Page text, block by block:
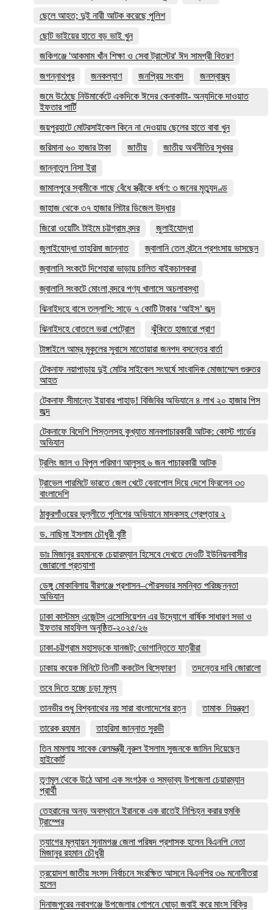
ছেলে আহত; দুই নারী আটক করেছে পুলিশ
ছোট ভাইয়ের হাতে বড় ভাই খুন
জকিগঞ্জে 'আকমাম খাঁন শিক্ষা ও সেবা ট্রাস্টের' ঈদ সামগ্রী বিতরণ
জগন্নাথপুর
জনকল্যাণ জনপ্রিয় সংবাদ
জনস্বাস্থ্য
জমে উঠেছে নিউমার্কেটে একদিকে ঈদের কেনাকাটা- অন্যদিকে দাওয়াত
ইফতার পার্টি
জয়পুরহাটে মোটরসাইকেল কিনে না দেওয়ায় ছেলের হাতে বাবা খুন
জরিমানা ৬০ হাজার টাকা
জাতীয়
জাতীয় অর্থনীতির সুখবর
জান্নাতুল নিসা ইরা
জামালপুরে স্বামীকে গাছে বেঁধে স্ত্রীকে ধর্ষণ: ৩ জনের মৃত্যুদণ্ড
জাহাজ থেকে ৩৭ হাজার লিটার ডিজেল উদ্ধার
জিরো ওয়েটিং টাইমে চট্টগ্রাম বন্দর
জুলাইযোদ্ধা
জুলাইযোদ্ধা তাহরিমা জান্নাত
জ্বালানি তেল বন্টনে প্রশংসায় ভাসছেন
জ্বালানি সংকটে দিশেহারা ভাড়ায় চালিত বাইকচালকরা
জ্বালানি সংকটে মোংলা বন্দরে পণ্য খালাসে অচলাবস্থা
ঝিনাইদহে বাসে তল্লাশি: সাড়ে ৭ কোটি টাকার ‘আইস’ জব্দ
ঝিনাইদহে বোতলে ভরা পেট্রোল
ঝুঁকিতে হাজারো প্রাণ
টাঙ্গাইলে আম্র মুকুলের সুবাসে মাতোয়ারা জনপদ বসন্তের বার্তা
টেকনাফ নয়াপাড়ায় দুই মোটর সাইকেল সংঘর্ষে সাংবাদিক মোজাম্মেল গুরুতর
আহত
টেকনাফ সীমান্তে ইয়াবার পাহাড়! বিজিবির অভিযানে ৪ লাখ ২০ হাজার পিস
জব্দ
টেকনাফে বিদেশি পিস্তলসহ কুখ্যাত মানবপাচারকারী আটক: কোস্ট গার্ডের
অভিযান
ট্রলিং জাল ও বিপুল পরিমাণ আলুসহ ৬ জন পাচারকারী আটক
ট্রাভেল পারমিটে ভারতে জেল খেটে বেনাপোল দিয়ে দেশে ফিরলেন ৩৩
বাংলাদেশি
ঠাকুরগাঁওয়ের ভূল্লীতে পুলিশের অভিযানে মাদকসহ গ্রেপ্তার ২
ড. নাছিমা ইসলাম চৌধুরী বৃষ্টি
ডাঃ মিজানুর রহমানকে চেয়ারম্যান হিসেবে দেখতে দেওটি ইউনিয়নবাসীর
জোরালো প্রত্যাশা
ডেঙ্গু মোকাবিলায় বীরগঞ্জে প্রশাসন–পৌরসভার সমন্বিত পরিচ্ছন্নতা
অভিযান
ঢাকা কাস্টমস্ এজেন্টস্ এসোসিয়েশন এর উদ্যোগে বার্ষিক সাধারণ সভা ও
ইফতার মাহফিল অনুষ্ঠিত-২০২৫/২৬
ঢাকা-চট্টগ্রাম মহাসড়কে যানজট; ভোগান্তিতে যাত্রীরা
ঢাকায় কয়েক মিনিটে তিনটি ককটেল বিস্ফোরণ
তদন্তের দাবি জোরালো
তবে দিতে হচ্ছে চড়া মূল্য
তানভীর শুধু বিশ্বনাথের নয় সারা বাংলাদেশের রত্ন
তামাক_নিয়ন্ত্রণ
তারেক রহমান
তাহরিমা জান্নাত সুরভী
তিন মামলায় সাবেক রেলমন্ত্রী নুরুল ইসলাম সুজনকে জামিন দিয়েছেন
হাইকোর্ট
তৃণমূল থেকে উঠে আসা এক সংগঠক ও সম্ভাব্য উপজেলা চেয়ারম্যান
প্রার্থী
তেহরানের অনড় অবস্থানে ইরানকে এক রাতেই নিশ্চিহ্ন করার হুমকি
ট্রাম্পের
ত্যাগের মূল্যায়ন সুনামগঞ্জ জেলা পরিষদ প্রশাসক হলেন বিএনপি নেতা
মিজানুর রহমান চৌধুরী
ত্রয়োদশ জাতীয় সংসদ নির্বাচনে সংরক্ষিত আসনে বিএনপির ৩৬ মনোনীতরা
হলেন
দিনাজপুরের নবাবগঞ্জে উপজেলার গোপনে ঘোড়া জবাই করে মাংস বিক্রি